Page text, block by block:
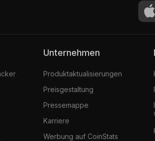
Unternehmen
Produktaktualisierungen
Preisgestaltung
Pressemappe
Karriere
Werbung auf CoinStats